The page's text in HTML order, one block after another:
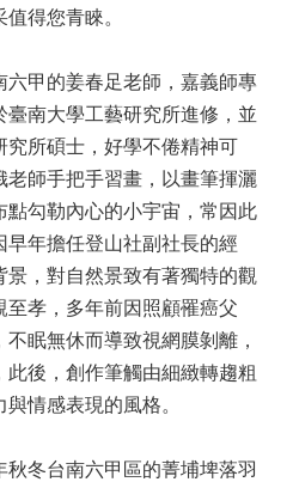
得您青睞。
甲的姜春足老師，嘉義師專
南大學工藝研究所進修，並
究所碩士，好學不倦精神可
師手把手習畫，以畫筆揮灑
點勾勒內心的小宇宙，常因此
年擔任登山社副社長的經
，對自然景致有著獨特的觀
孝，多年前因照顧罹癌父
眠無休而導致視網膜剝離，
後，創作筆觸由細緻轉趨粗
情感表現的風格。
冬台南六甲區的菁埔埤落羽